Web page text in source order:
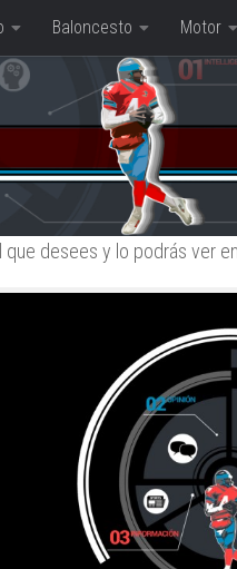
Baloncesto Motor
que desees y lo podrás ver